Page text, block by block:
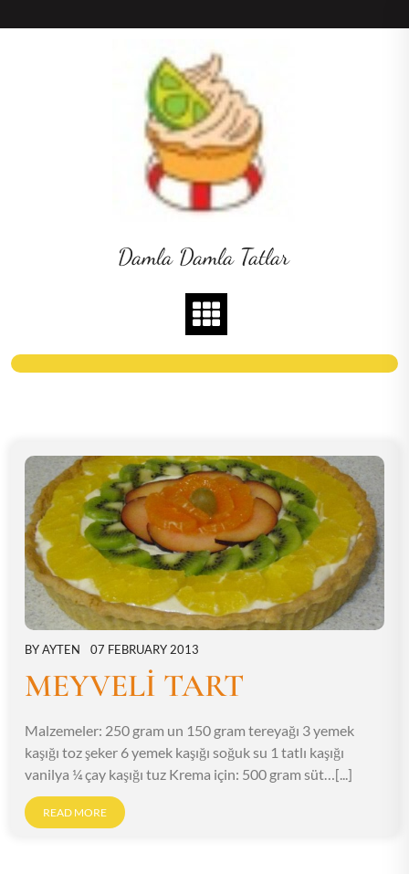
to
Damla Damla Tatlar
BYAYTEN 07 FEBRUARY 2013
MEYVELİ TART
Malzemeler: 250 gram un 150 gram tereyağı 3 yemek
kaşığı toz şeker 6 yemek kaşığı soğuk su 1 tatlı kaşığı
vanilya ¼ çay kaşığı tuz Krema için: 500 gram süt…[...]
READ MORE